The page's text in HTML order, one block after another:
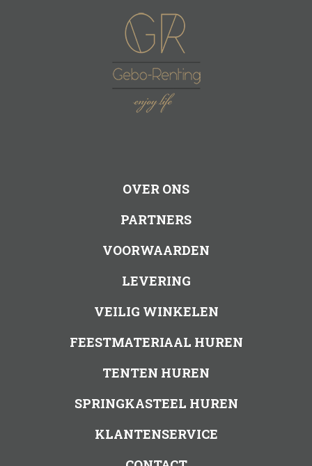
OVER ONS
PARTNERS
VOORWAARDEN
LEVERING
VEILIG WINKELEN
FEESTMATERIAAL HUREN
TENTEN HUREN
SPRINGKASTEEL HUREN
KLANTENSERVICE